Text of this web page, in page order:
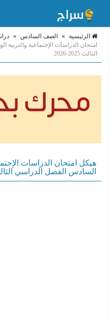
الرئيسية » الصف السادس »
امتحان الدراسات الإجتماعية
الثالث 2025-2026
هيكل امتحان الدراسات
السادس الفصل الدراسي الثالث 2025-